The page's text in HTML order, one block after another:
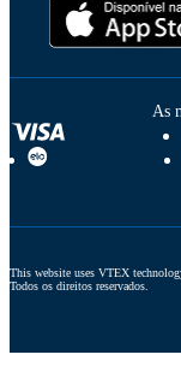
As
This website uses VTEX
Todos os direitos reservados.